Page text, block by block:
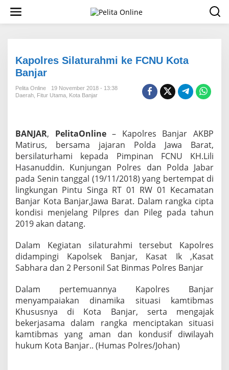
w
Kapolres Silaturahmi ke FCNU Kota
Banjar
Pelita Online
19 November 2018 - 13:38
Daerah Fitur Utama Kota Banjar
BANJAR, PelitaOnline– Kapolres Banjar AKBP
Matirus, bersama jajaran Polda Jawa Barat,
bersilaturhami kepada Pimpinan FCNU KH.Lili
Hasanuddin. Kunjungan Polres dan Polda Jabar
pada Senin tanggal (19/11/2018) yang bertempat di
lingkungan Pintu Singa RT 01 RW 01 Kecamatan
Banjar Kota Banjar,Jawa Barat. Dalam rangka cipta
kondisi menjelang Pilpres dan Pileg pada tahun
2019 akan datang.
Dalam Kegiatan silaturahmi tersebut Kapolres
didampingi Kapolsek Banjar, Kasat Ik ,Kasat
Sabhara dan 2 Personil Sat Binmas Polres Banjar
Dalam pertemuannya Kapolres Banjar
menyampaiakan dinamika situasi kamtibmas
Khususnya di Kota Banjar, serta mengajak
bekerjasama dalam rangka menciptakan situasi
kamtibmas yang aman dan kondusif diwilayah
hukum Kota Banjar.. (Humas Polres/Johan)